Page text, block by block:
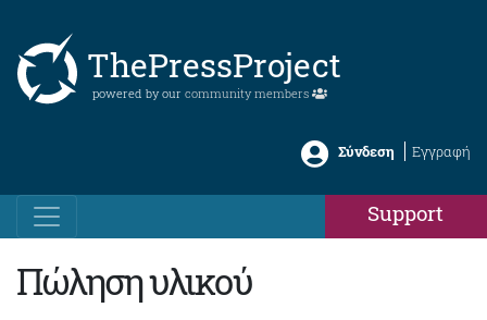
ThePressProject
powered by our community members
Σύνδεση Εγγραφή
Support
Πώληση υλικού